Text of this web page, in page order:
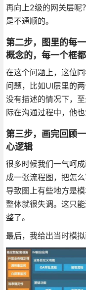
再向上2级的网关层呢
是不通顺的。
第二步，图里的每
概念的，每一个框
在这个问题上，这位
问题，比如UI层里的
没有描述的情况下，
际在沟通过程中，他
第三步，画完回顾
心逻辑
很多时候我们一气呵
成一张流程图，把怎
导致图上有些地方是
整体就很失调。这只
整了。
最后，我给出当时模